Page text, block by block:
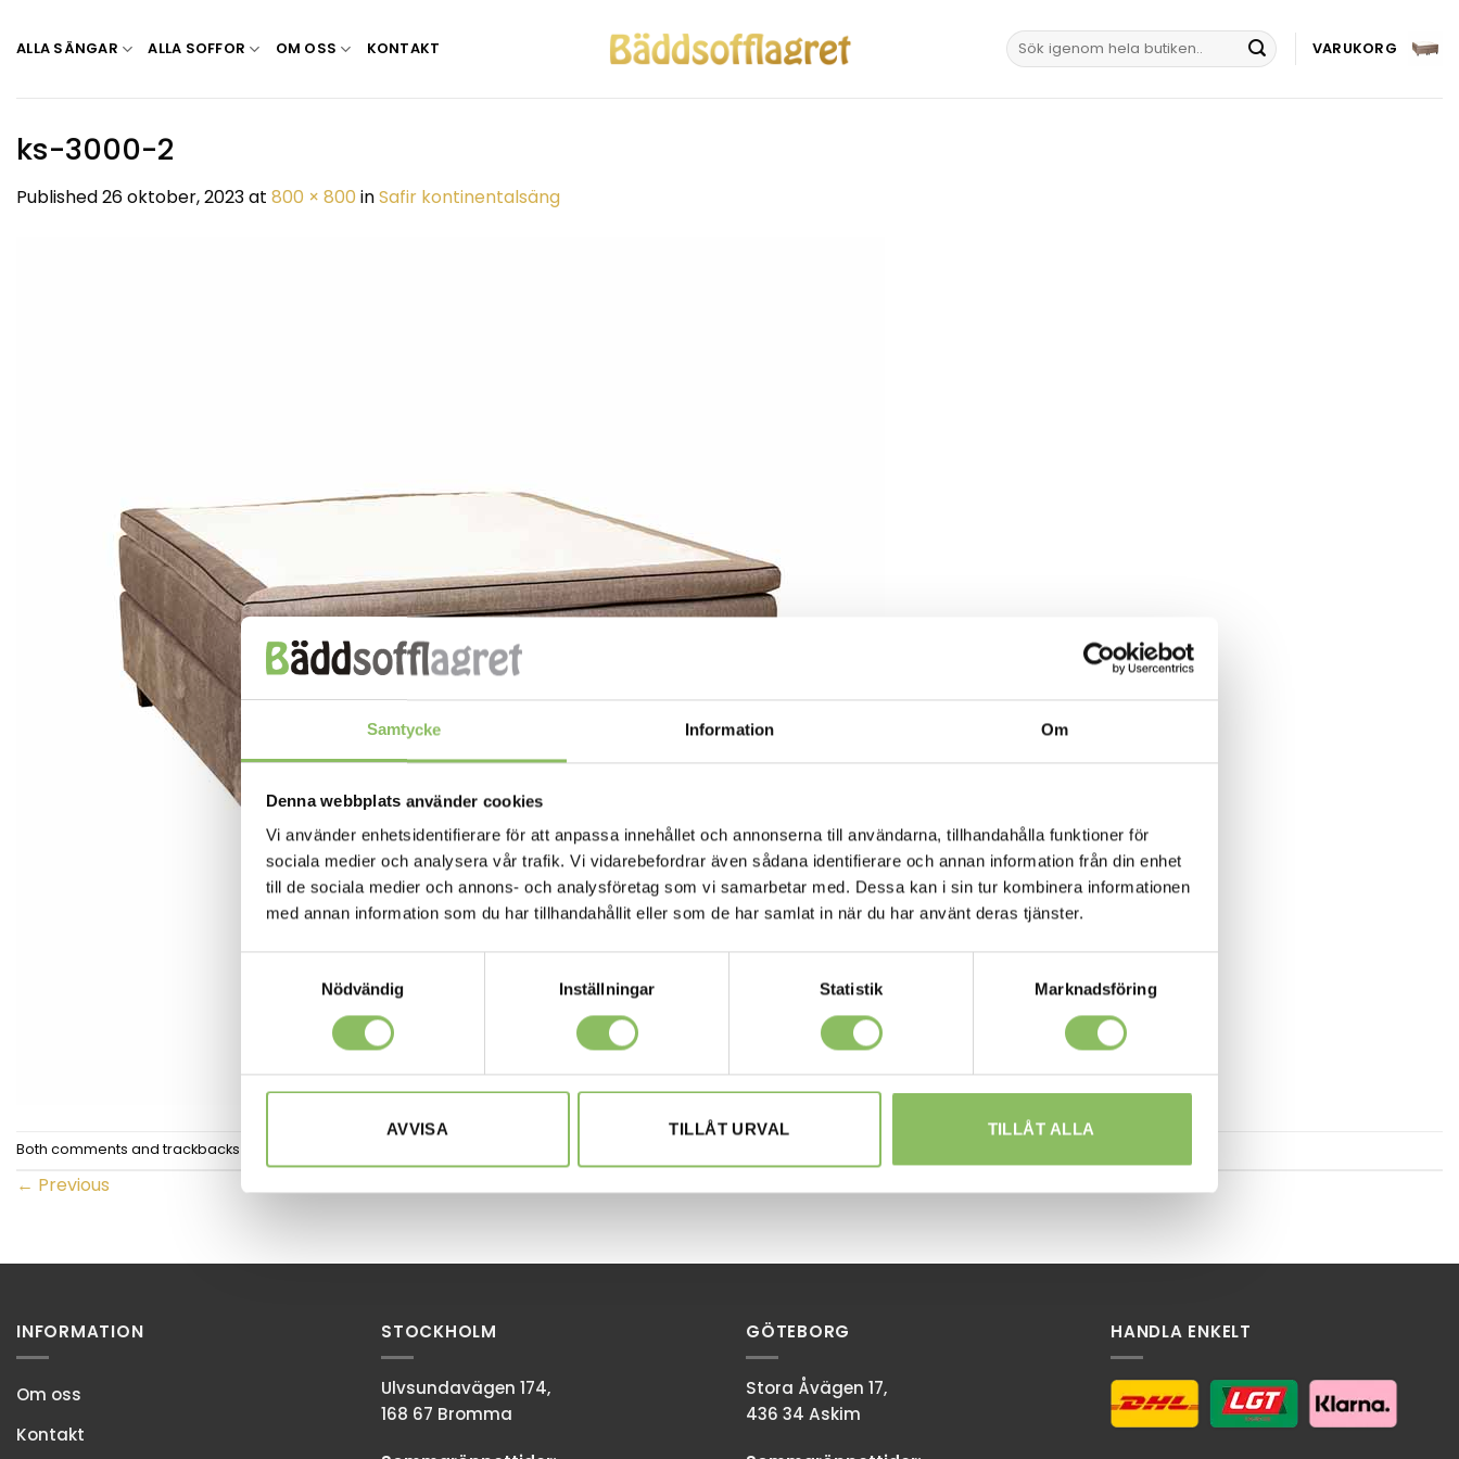
Samtycke Information Om
Denna webbplats använder cookies
Vi använder enhetsidentifierare för att anpassa innehållet och annonserna till användarna, tillhandahålla funktioner för
sociala medier och analysera vår trafik. Vi vidarebefordrar även sådana identifierare och annan information från din enhet
till de sociala medier och annons- och analysföretag som vi samarbetar med. Dessa kan i sin tur kombinera informationen
med annan information som du har tillhandahållit eller som de har samlat in när du har använt deras tjänster.
Nödvändig
Inställningar Statistik Marknadsföring
AVVISA TILLÅT URVAL TILLÅT ALLA
ALLA SÄNGAR ALLA SOFFOR OM OSS KONTAKT
Sök
efter:
VARUKORG
ks-3000-2
Published26 oktober, 2023at 800 × 800 inSafir kontinentalsäng
Both comments and trackbacks are currently closed.
← Previous
INFORMATION
Om oss
Kontakt
STOCKHOLM
Ulvsundavägen 174,
168 67 Bromma
GÖTEBORG
Stora Åvägen 17,
436 34 Askim
HANDLA ENKELT